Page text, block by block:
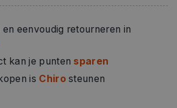
eenvoudig retourneren in
kan je punten sparen
is Chirosteunen